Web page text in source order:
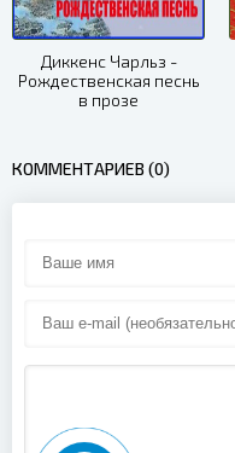
Диккенс Чарльз -
Рождественская песнь
в прозе
КОММЕНТАРИЕВ (0)